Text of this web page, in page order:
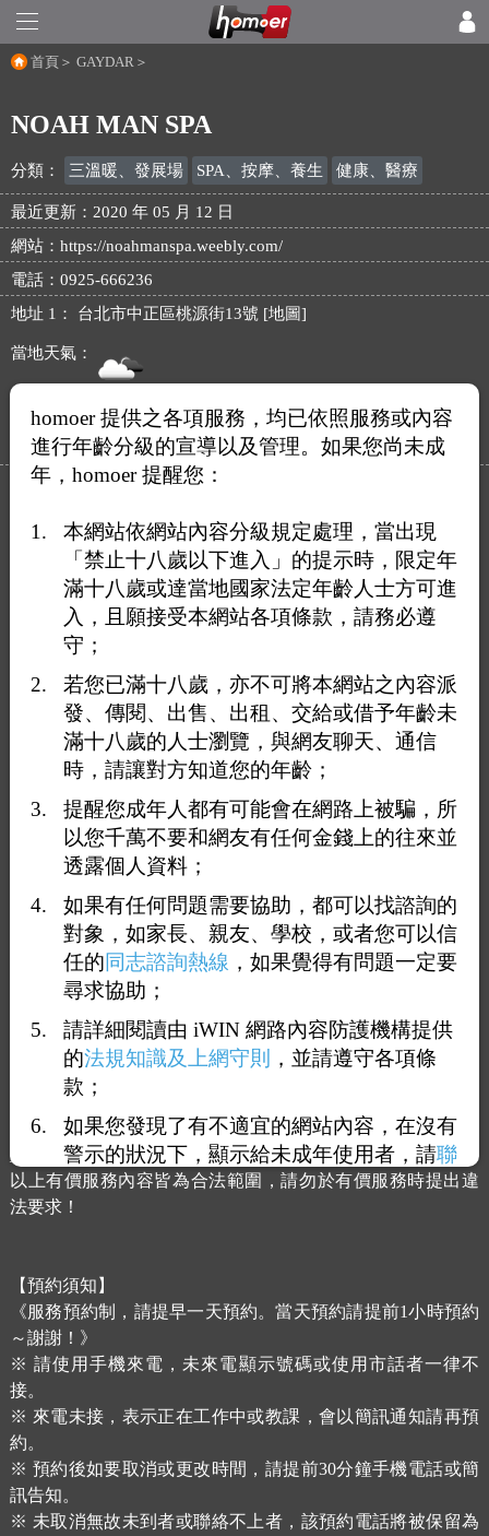
首頁 ＞ GAYDAR ＞
NOAH MAN SPA
分類： 三溫暖、發展場 SPA、按摩、養生 健康、醫療
最近更新：2020 年 05 月 12 日
網站： https://noahmanspa.weebly.com/
電話：0925-666236
地址 1： 台北市中正區桃源街13號 [地圖]
當地天氣：
陰，多雲，溫度目前 33.7 ℃，最高 33.7 ℃，最低 33.7 ℃，濕度
23%。
天氣資料由OpenWeatherMap提供
<上一則 返回 下一則>
詳細介紹
A.能量活絡紓壓 & 泰式精油舒壓
120分鐘 $2500 / ​90分鐘 $2200
​B.能量活絡紓壓〈乾壓〉
90分鐘 $1800
​《價格調整將不另行通知，請以個人網路公告為主》
【課程服務時段】13：00～21：00〈最晚可21：00進場〉
​【來電預約時間】10：00～22：00〈歡迎提早預約，謝謝〉
_____________________________________________
以上有價服務內容皆為合法範圍，請勿於有價服務時提出違
法要求！
【預約須知】
《服務預約制，請提早一天預約。當天預約請提前1小時預約
～謝謝！》
※ 請使用手機來電，未來電顯示號碼或使用市話者一律不
接。
※ 來電未接，表示正在工作中或教課，會以簡訊通知請再預
約。
※ 預約後如要取消或更改時間，請提前30分鐘手機電話或簡
訊告知。
※ 未取消無故未到者或聯絡不上者，該預約電話將被保留為
homoer 提供之各項服務，均已依照服務或內容
進行年齡分級的宣導以及管理。如果您尚未成
年，homoer 提醒您：
本網站依網站內容分級規定處理，當出現
「禁止十八歲以下進入」的提示時，限定年
滿十八歲或達當地國家法定年齡人士方可進
入，且願接受本網站各項條款，請務必遵
守；
若您已滿十八歲，亦不可將本網站之內容派
發、傳閱、出售、出租、交給或借予年齡未
滿十八歲的人士瀏覽，與網友聊天、通信
時，請讓對方知道您的年齡；
提醒您成年人都有可能會在網路上被騙，所
以您千萬不要和網友有任何金錢上的往來並
透露個人資料；
如果有任何問題需要協助，都可以找諮詢的
對象，如家長、親友、學校，或者您可以信
任的同志諮詢熱線 ，如果覺得有問題一定要
尋求協助；
請詳細閱讀由 iWIN 網路內容防護機構提供
的法規知識及上網守則
，並請遵守各項條
款；
如果您發現了有不適宜的網站內容，在沒有
警示的狀況下，顯示給未成年使用者，請聯
絡我們，謝謝您的合作。